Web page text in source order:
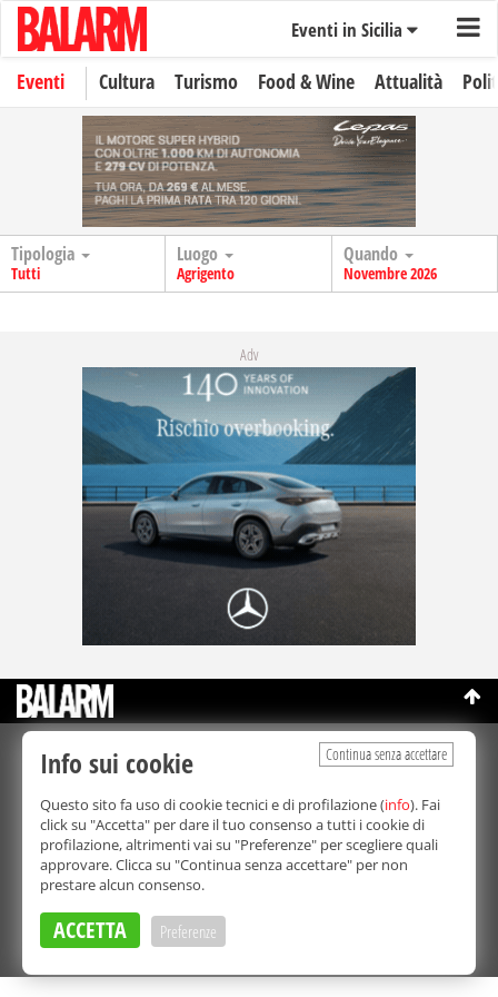
Eventi in Sicilia
Eventi Cultura Turismo Food & Wine Attualità
Tipologia
Tutti
Luogo
Agrigento
Quando
Novembre 2026
Adv
©Copyright 2003-2026
Bmedia Srl
La riproduzione totale o parziale di tutti i contenuti, in qualunque
forma, su qualsiasi supporto è proibita.
Balarm.it è una testata giornalistica registrata. Autorizzazione del
Tribunale di Palermo n° 32 del 21/10/2003
Direttore responsabile:Fabio Ricotta
Privacy e Cookie Policy
Continua senza accettare
Info sui cookie
Questo sito fa uso di cookie tecnici e di profilazione (info). Fai
click su "Accetta" per dare il tuo consenso a tutti i cookie di
profilazione, altrimenti vai su "Preferenze" per scegliere quali
approvare. Clicca su "Continua senza accettare" per non
prestare alcun consenso.
ACCETTA Preferenze